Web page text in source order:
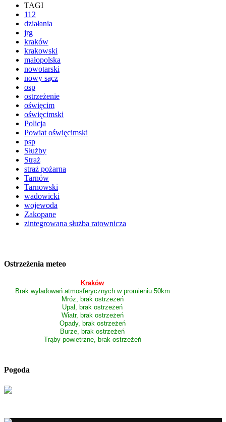
TAGI
112
działania
jrg
kraków
krakowski
małopolska
nowotarski
nowy sącz
osp
ostrzeżenie
oświęcim
oświęcimski
Policja
Powiat oświęcimski
psp
Służby
Straż
straż pożarna
Tarnów
Tarnowski
wadowicki
wojewoda
Zakopane
zintegrowana służba ratownicza
Ostrzeżenia meteo
Kraków
Brak wyładowań atmosferycznych w promieniu 50km
Mróz, brak ostrzeżeń
Upał, brak ostrzeżeń
Wiatr, brak ostrzeżeń
Opady, brak ostrzeżeń
Burze, brak ostrzeżeń
Trąby powietrzne, brak ostrzeżeń
Pogoda